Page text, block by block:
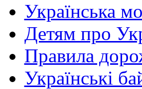
Українська
Детям про
Правила
Українські